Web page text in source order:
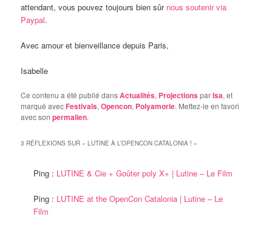
attendant, vous pouvez toujours bien sûr nous soutenir via
Paypal.
Avec amour et bienveillance depuis Paris,
Isabelle
Ce contenu a été publié dansActualités, ProjectionsparIsa, et
marqué avecFestivals,Opencon, Polyamorie. Mettez-le en favori
avec sonpermalien.
3 RÉFLEXIONS SUR «LUTINE À L’OPENCON CATALONIA ! »
Ping : LUTINE & Cie + Goûter poly X+ | Lutine – Le Film
Ping : LUTINE at the OpenCon Catalonia | Lutine – Le
Film